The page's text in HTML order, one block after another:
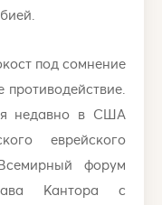
под сомнение
недавно в США
еврейского
форум
Кантора с